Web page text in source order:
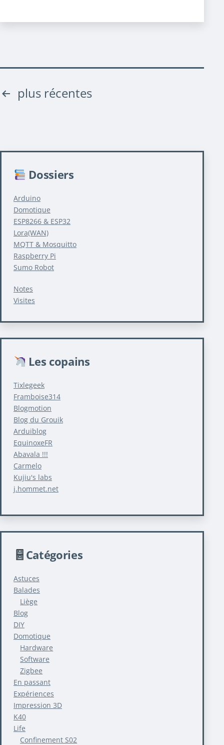
Pagination
plus récentes
Dossiers
Arduino
Domotique
ESP8266 & ESP32
Lora(WAN)
MQTT & Mosquitto
Raspberry Pi
Sumo Robot
Notes
Visites
Les copains
Tixlegeek
Framboise314
Blogmotion
Blog du Grouik
Arduiblog
EquinoxeFR
Abavala !!!
Carmelo
Kujiu's labs
j.hommet.net
Catégories
Astuces
Balades
Liège
Blog
DIY
Domotique
Hardware
Software
Zigbee
En passant
Expériences
Impression 3D
K40
Life
Confinement S02